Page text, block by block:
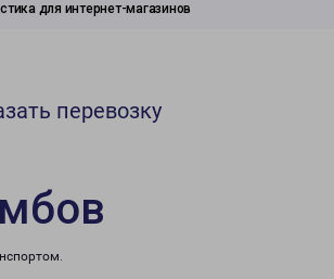
для интернет-магазинов
перевозку